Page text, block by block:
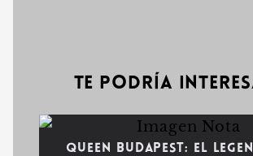
Te podría
Queen Budapest: El